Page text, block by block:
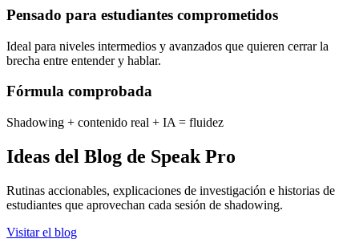
Pensado para estudiantes comprometidos
Ideal para niveles intermedios y avanzados que quieren cerrar la
brecha entre entender y hablar.
Fórmula comprobada
Shadowing + contenido real + IA = fluidez
Ideas del Blog de Speak Pro
Rutinas accionables, explicaciones de investigación e historias de
estudiantes que aprovechan cada sesión de shadowing.
Visitar el blog